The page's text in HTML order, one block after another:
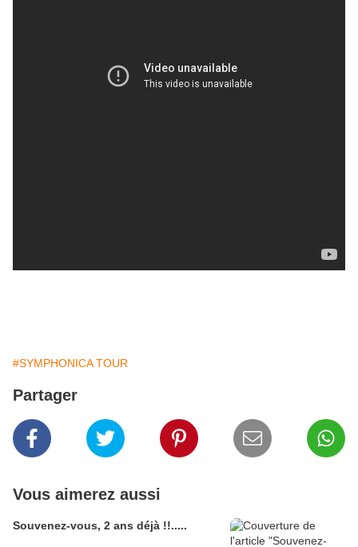
#SYMPHONICA TOUR
Partager
Vous aimerez aussi
Souvenez-vous, 2 ans déjà !!.....